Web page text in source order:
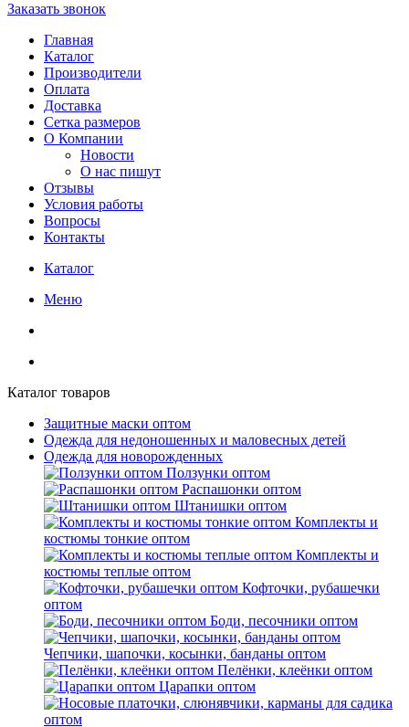
Заказать звонок
Главная
Каталог
Производители
Оплата
Доставка
Сетка размеров
О Компании
Новости
О нас пишут
Отзывы
Условия работы
Вопросы
Контакты
Каталог
Меню
Каталог товаров
Защитные маски оптом
Одежда для недоношенных и маловесных детей
Одежда для новорожденных
Ползунки оптом
Распашонки оптом
Штанишки оптом
Комплекты и
костюмы тонкие оптом
Комплекты и
костюмы теплые оптом
Кофточки, рубашечки
оптом
Боди, песочники оптом
Чепчики, шапочки, косынки, банданы оптом
Пелёнки, клеёнки оптом
Царапки оптом